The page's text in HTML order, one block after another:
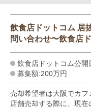
飲食店ドットコム 居
問い合わせ〜飲食店
飲食店ドットコム公
募集額:200万円
売却希望者は大阪でカフ
店舗売却する際に、現